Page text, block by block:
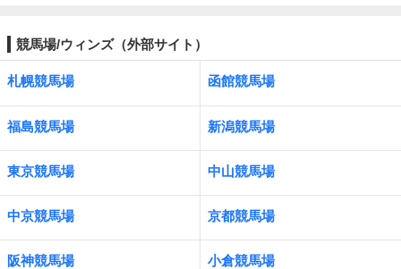
競馬場/ウィンズ（外部サイト）
札幌競馬場 函館競馬場
福島競馬場 新潟競馬場
東京競馬場 中山競馬場
中京競馬場 京都競馬場
阪神競馬場 小倉競馬場